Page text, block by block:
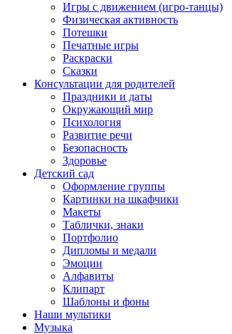
Игры с движением (игро-танцы)
Физическая активность
Потешки
Печатные игры
Раскраски
Сказки
Консультации для родителей
Праздники и даты
Окружающий мир
Психология
Развитие речи
Безопасность
Здоровье
Детский сад
Оформление группы
Картинки на шкафчики
Макеты
Таблички, знаки
Портфолио
Дипломы и медали
Эмоции
Алфавиты
Клипарт
Шаблоны и фоны
Наши мультики
Музыка